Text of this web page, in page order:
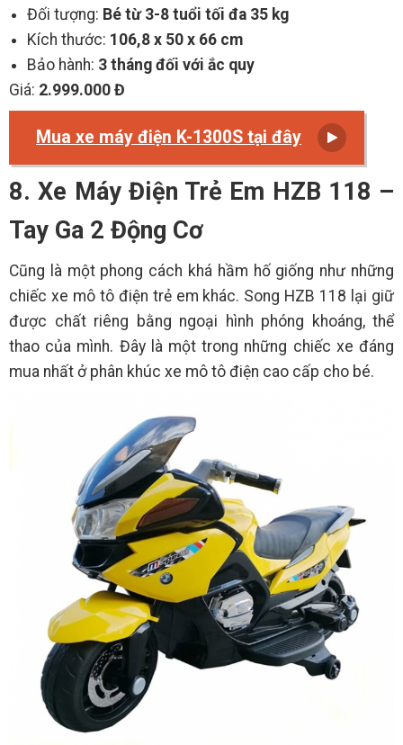
Đối tượng: Bé từ 3-8 tuổi tối đa 35 kg
Kích thước: 106,8 x 50 x 66 cm
Bảo hành: 3 tháng đối với ắc quy
Giá: 2.999.000 Đ
Mua xe máy điện K-1300S tại đây
8. Xe Máy Điện Trẻ Em HZB 118 –
Tay Ga 2 Động Cơ
Cũng là một phong cách khá hầm hố giống như những
chiếc xe mô tô điện trẻ em khác. Song HZB 118 lại giữ
được chất riêng bằng ngoại hình phóng khoáng, thể
thao của mình. Đây là một trong những chiếc xe đáng
mua nhất ở phân khúc xe mô tô điện cao cấp cho bé.